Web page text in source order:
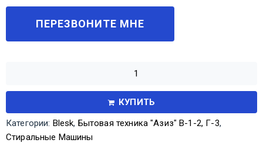
КУПИТЬ
Категории: Blesk, Бытовая техника "Азиз" В-1-2, Г-3,
Стиральные Машины